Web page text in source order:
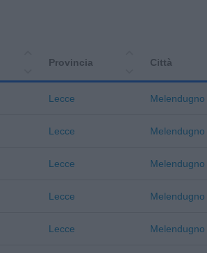
Provincia Città
Lecce Melendugno
Lecce Melendugno
Lecce Melendugno
Lecce Melendugno
Lecce Melendugno